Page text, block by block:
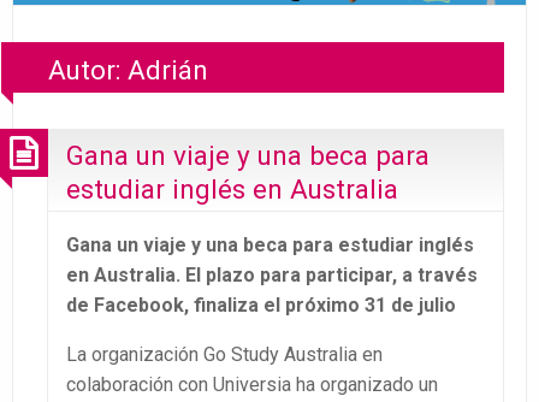
Autor:Adrián
Gana un viaje y una beca para
estudiar inglés en Australia
Gana un viaje y una beca para estudiar inglés
en Australia. El plazo para participar, a través
de Facebook, finaliza el próximo 31 de julio
La organización Go Study Australia en
colaboración con Universia ha organizado un